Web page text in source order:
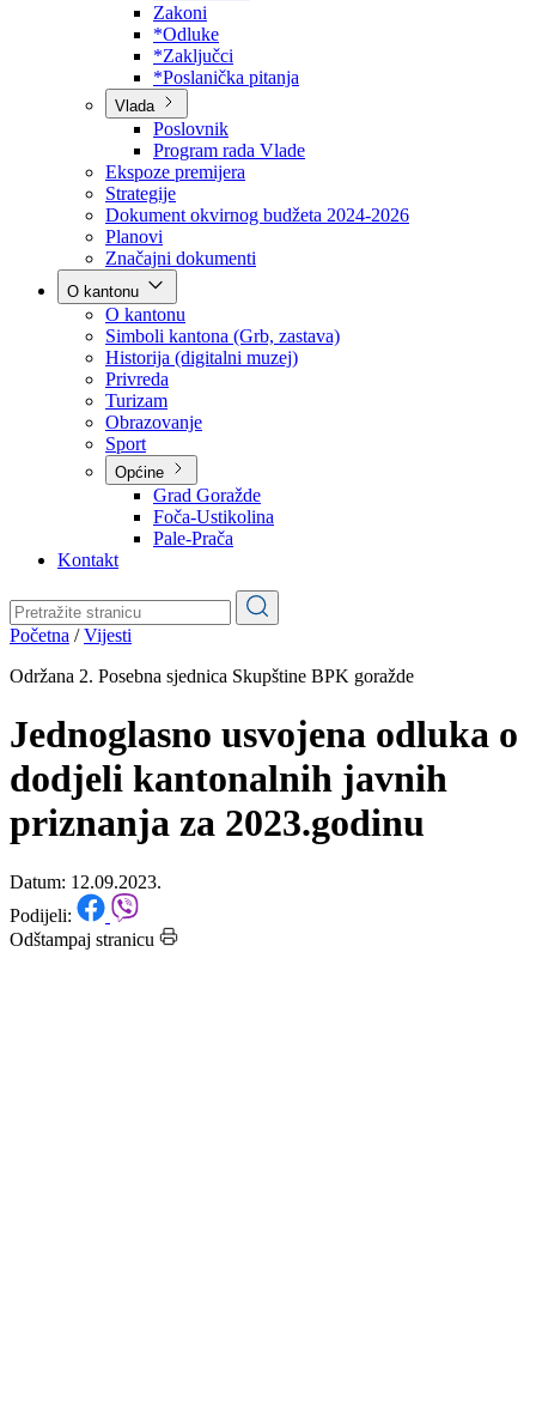
Poslovnik
Program rada Skupštine
Budžet 2026
Zakoni
*Odluke
*Zaključci
*Poslanička pitanja
Vlada
Poslovnik
Program rada Vlade
Ekspoze premijera
Strategije
Dokument okvirnog budžeta 2024-2026
Planovi
Značajni dokumenti
O kantonu
O kantonu
Simboli kantona (Grb, zastava)
Historija (digitalni muzej)
Privreda
Turizam
Obrazovanje
Općine
Pale-Prača
Kontakt
Održana 2. Posebna sjednica Skupštine BPK goražde
Jednoglasno usvojena odluka o
dodjeli kantonalnih javnih
priznanja za 2023.godinu
Datum: 12.09.2023.